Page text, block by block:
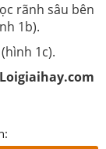
rãnh sâu bên
1b).
1c).
Loigiaihay.com